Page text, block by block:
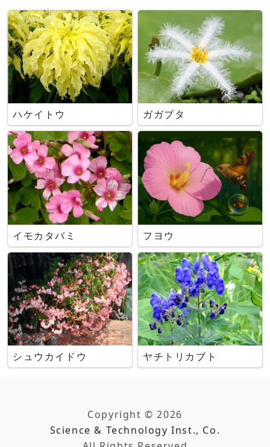
ハケイトウ ガガブタ
イモカタバミ フヨウ
シュウカイドウ ヤチトリカブト
Copyright © 2026
Science & Technology Inst., Co.